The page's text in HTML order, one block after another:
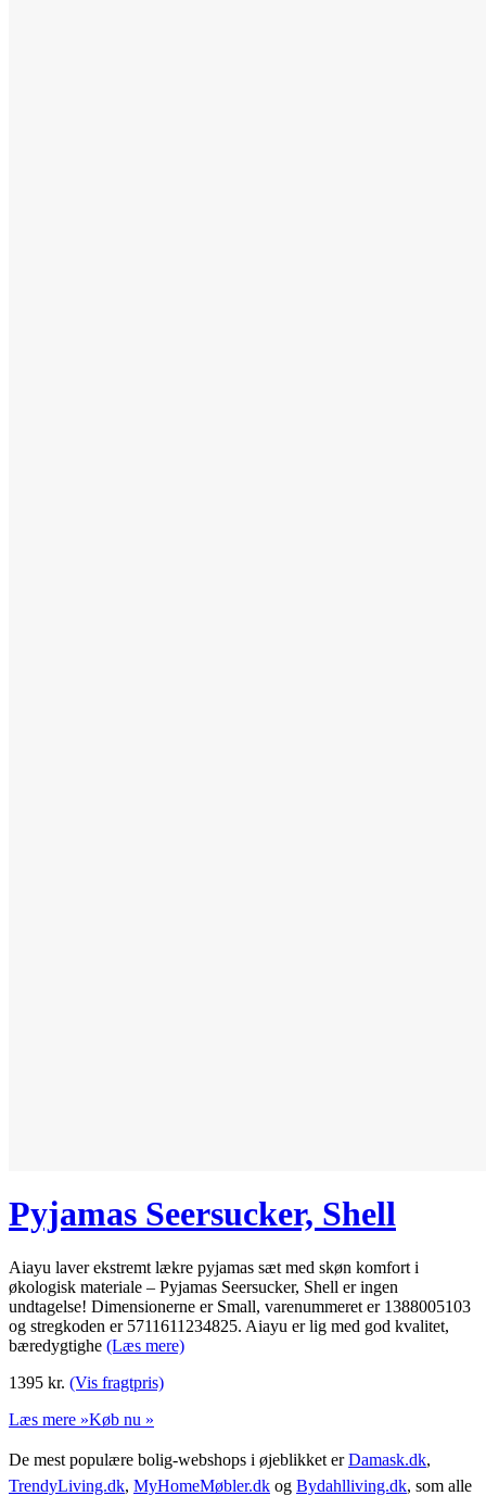
Pyjamas Seersucker, Shell
Aiayu laver ekstremt lækre pyjamas sæt med skøn komfort i
økologisk materiale – Pyjamas Seersucker, Shell er ingen
undtagelse! Dimensionerne er Small, varenummeret er 1388005103
og stregkoden er 5711611234825. Aiayu er lig med god kvalitet,
bæredygtighe (Læs mere)
1395 kr. (Vis fragtpris)
Læs mere »Køb nu »
De mest populære bolig-webshops i øjeblikket erDamask.dk,
TrendyLiving.dk, MyHomeMøbler.dk og Bydahlliving.dk, som alle